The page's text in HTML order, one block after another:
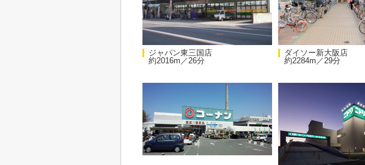
ジャパン東三国店
約2016m／26分
ダイソー新大阪店
約2284m／29分